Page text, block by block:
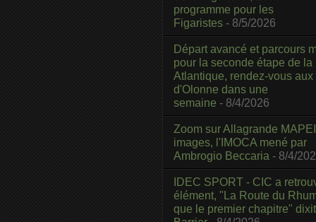
programme pour les
Figaristes - 8/5/2026
Départ avancé et parcours
pour la seconde étape de la
Atlantique, rendez-vous
d'Olonne dans une
semaine - 8/4/2026
Zoom sur Allagrande
images, l'IMOCA mené par
Ambrogio Beccaria - 8/4/
IDEC SPORT - CIC a
élément, "La Route du
que le premier chapitre"